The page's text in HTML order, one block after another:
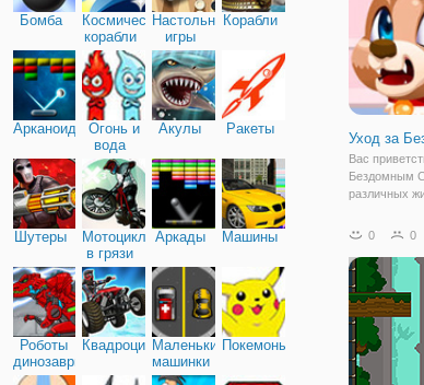
Бомба
Космические
корабли
Настольные
игры
Корабли
Арканоид
Огонь и
вода
Акулы Ракеты
Шутеры
Мотоциклы
в грязи
Аркады Машины
Роботы
динозавры
КвадроциклыМаленькие
машинки
Покемоны
Уход за
Вас
Бездомным
различных
возможно не
интересную
0 0